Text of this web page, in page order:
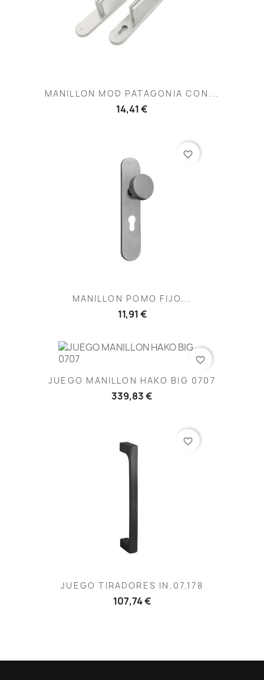
MANILLON MOD PATAGONIA CON...
14,41 €
MANILLON POMO FIJO...
11,91 €
favorite_border
JUEGO MANILLON HAKO BIG 0707
339,83 €
favorite_border
JUEGO TIRADORES IN.07.178
107,74 €
favorite_border